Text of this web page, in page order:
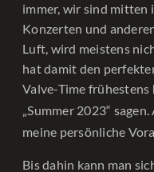
immer, wir sind mitten
Konzerten und
Luft, wird meistens
hat damit den
Valve-Time frühestens
„Summer 2023“ sagen.
meine persönliche
Bis dahin kann man